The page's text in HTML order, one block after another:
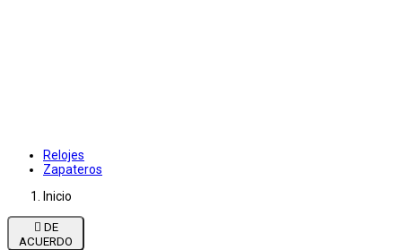
Relojes
Zapateros
Inicio

ACUERDO